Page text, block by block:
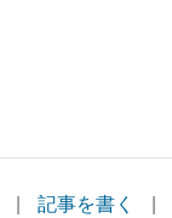
記事を書く